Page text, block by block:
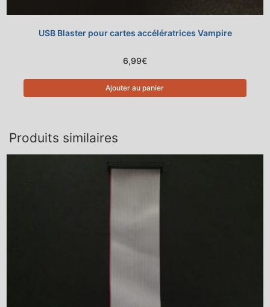
USB Blaster pour cartes accélératrices Vampire
6,99€
Ajouter au panier
Produits similaires